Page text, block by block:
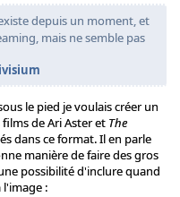
depuis un moment, et
mais ne semble pas
le pied je voulais créer un
de Ari Aster et The
dans ce format. Il en parle
manière de faire des gros
possibilité d'inclure quand
: